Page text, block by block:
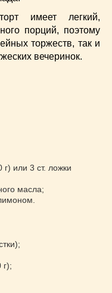
имеет легкий,
порций, поэтому
торжеств, так и
вечеринок.
г) или 3 ст. ложки
масла;
г);